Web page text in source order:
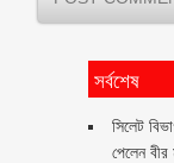
সর্বশেষ
সিলেট
পেলেন বীর